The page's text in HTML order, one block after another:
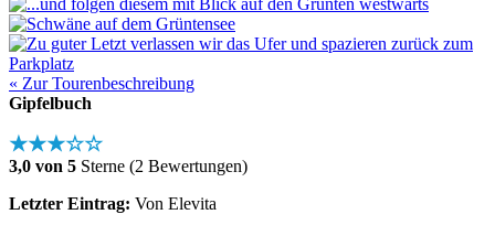
« Zur Tourenbeschreibung
Gipfelbuch
★★★☆☆
3,0 von 5 Sterne (2 Bewertungen)
Letzter Eintrag: Von Elevita